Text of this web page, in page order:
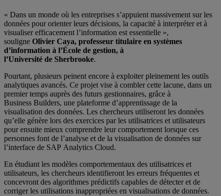
« Dans un monde où les entreprises s’appuient massivement sur les
données pour orienter leurs décisions, la capacité à interpréter et à
visualiser efficacement l’information est essentielle »,
souligne Olivier Caya, professeur titulaire en systèmes
d’information à l’École de gestion, à
l’Université de Sherbrooke.
Pourtant, plusieurs peinent encore à exploiter pleinement les outils
analytiques avancés. Ce projet vise à combler cette lacune, dans un
premier temps auprès des futurs gestionnaires, grâce à
Business Builders, une plateforme d’apprentissage de la
visualisation des données. Les chercheurs utiliseront les données
qu’elle génère lors des exercices par les utilisatrices et utilisateurs
pour ensuite mieux comprendre leur comportement lorsque ces
personnes font de l’analyse et de la visualisation de données sur
l’interface de SAP Analytics Cloud.
En étudiant les modèles comportementaux des utilisatrices et
utilisateurs, les chercheurs identifieront les erreurs fréquentes et
concevront des algorithmes prédictifs capables de détecter et de
corriger les utilisations inappropriées en visualisations de données.